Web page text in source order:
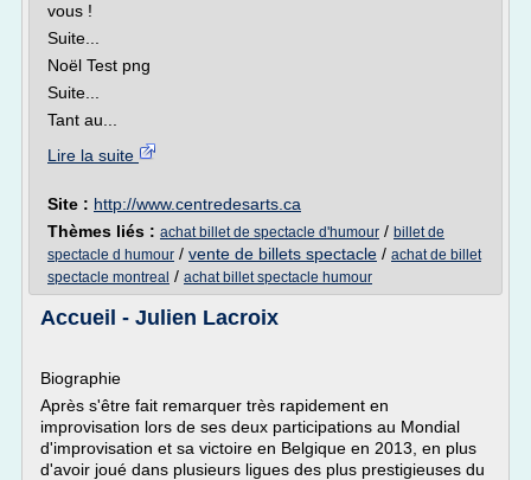
vous !
Suite...
Noël Test png
Suite...
Tant au...
Lire la suite
Site : http://www.centredesarts.ca
Thèmes liés : achat billet de spectacle d'humour / billet de
spectacle d humour / vente de billets spectacle / achat de billet
spectacle montreal / achat billet spectacle humour
Accueil - Julien Lacroix
Biographie
Après s'être fait remarquer très rapidement en
improvisation lors de ses deux participations au Mondial
d'improvisation et sa victoire en Belgique en 2013, en plus
d'avoir joué dans plusieurs ligues des plus prestigieuses du